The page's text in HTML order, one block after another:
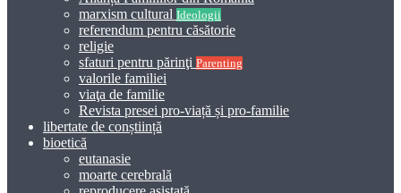
marxism cultural Ideologii
referendum pentru căsătorie
religie
sfaturi pentru părinţi Parenting
valorile familiei
viaţa de familie
Revista presei pro-viață și pro-familie
libertate de conștiință
bioetică
eutanasie
moarte cerebrală